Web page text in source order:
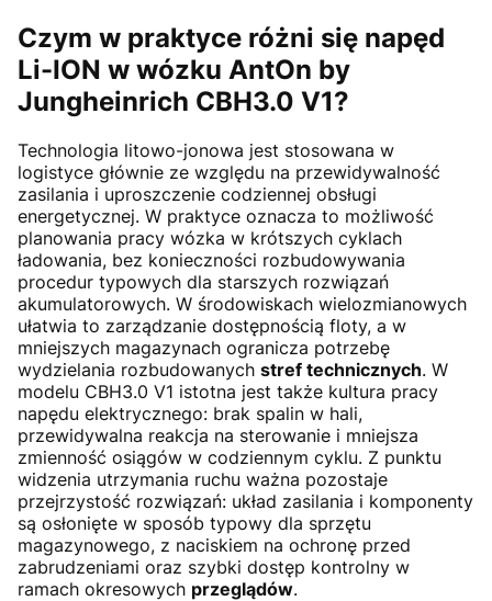
Czym w praktyce różni się napęd
Li-ION w wózku AntOn by
Jungheinrich CBH3.0 V1?
Technologia litowo-jonowa jest stosowana w
logistyce głównie ze względu na przewidywalność
zasilania i uproszczenie codziennej obsługi
energetycznej. W praktyce oznacza to możliwość
planowania pracy wózka w krótszych cyklach
ładowania, bez konieczności rozbudowywania
procedur typowych dla starszych rozwiązań
akumulatorowych. W środowiskach wielozmianowych
ułatwia to zarządzanie dostępnością floty, a w
mniejszych magazynach ogranicza potrzebę
wydzielania rozbudowanych stref technicznych. W
modelu CBH3.0 V1 istotna jest także kultura pracy
napędu elektrycznego: brak spalin w hali,
przewidywalna reakcja na sterowanie i mniejsza
zmienność osiągów w codziennym cyklu. Z punktu
widzenia utrzymania ruchu ważna pozostaje
przejrzystość rozwiązań: układ zasilania i komponenty
są osłonięte w sposób typowy dla sprzętu
magazynowego, z naciskiem na ochronę przed
zabrudzeniami oraz szybki dostęp kontrolny w
ramach okresowych przeglądów.